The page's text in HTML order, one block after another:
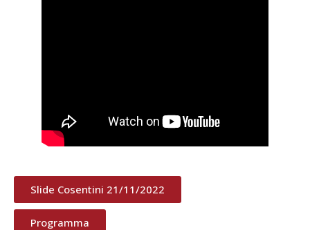
Slide Cosentini 21/11/2022
Programma